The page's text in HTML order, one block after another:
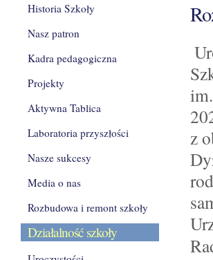
z
Historia Szkoły
Nasz patron
Kadra pedagogiczna
Projekty
Aktywna Tablica
Laboratoria przyszłości
Nasze sukcesy
Media o nas
Rozbudowa i remont szkoły
Działalność szkoły